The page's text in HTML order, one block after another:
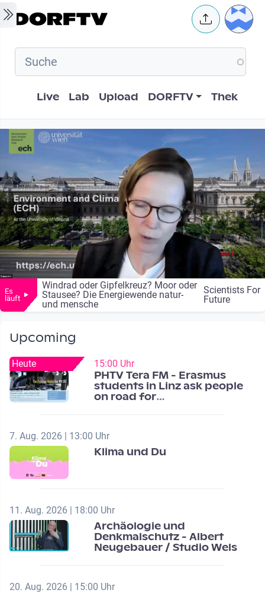
Skip to main content User
Hauptnavigation
Live Lab Upload DORFTV Thek
Es
läuft
Windrad oder Gipfelkreuz? Moor oder
Stausee? Die Energiewende natur-
und mensche
Scientists For
Future
Upcoming
Heute 15:00 Uhr
PHTV Tera FM - Erasmus
students in Linz ask people
on road for
7. Aug. 2026 | 13:00 Uhr
Klima und Du
11. Aug. 2026 | 18:00 Uhr
Archäologie und
Denkmalschutz - Albert
Neugebauer / Studio Wels
20. Aug. 2026 | 15:00 Uhr